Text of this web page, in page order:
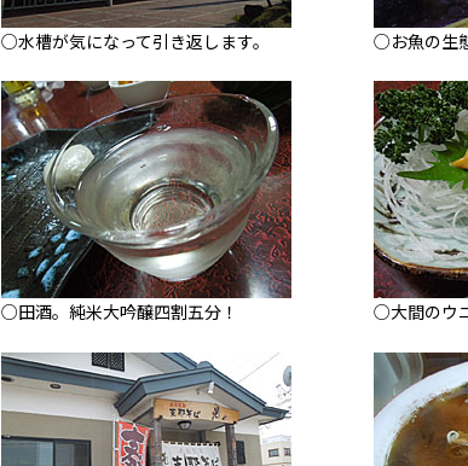
○水槽が気になって引き返します。 ○お魚の生
○田酒。純米大吟醸四割五分！ ○大間のウ